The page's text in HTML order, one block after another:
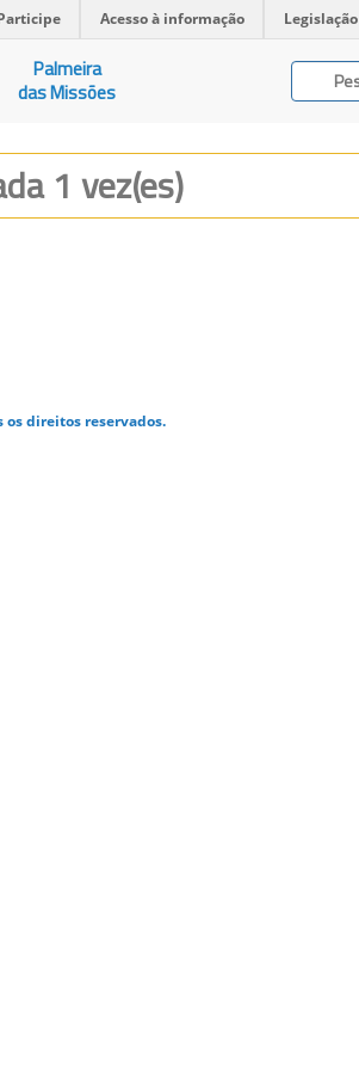
Acesso à informação Legislação
Palmeira
das Missões
1 vez(es)
os direitos reservados.